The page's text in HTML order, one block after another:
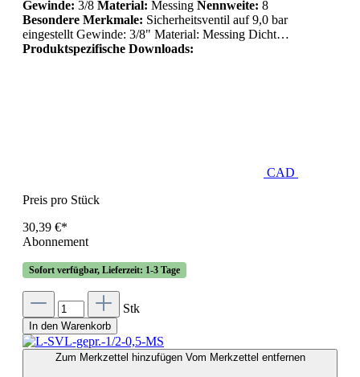
Gewinde: 3/8 Material: Messing Nennweite: 8
Besondere Merkmale: Sicherheitsventil auf 9,0 bar
eingestellt Gewinde: 3/8" Material: Messing Dicht…
Produktspezifische Downloads:
CAD
Preis pro Stück
30,39 €*
Abonnement
Sofort verfügbar, Lieferzeit: 1-3 Tage
Stk
In den Warenkorb
Zum Merkzettel hinzufügen Vom Merkzettel entfernen